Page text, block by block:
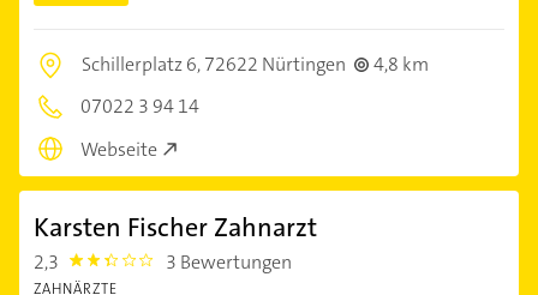
Schillerplatz 6,72622 Nürtingen
4,8 km
07022 3 94 14
Webseite
Karsten Fischer Zahnarzt
2,3 2.3 3 Bewertungen
ZAHNÄRZTE